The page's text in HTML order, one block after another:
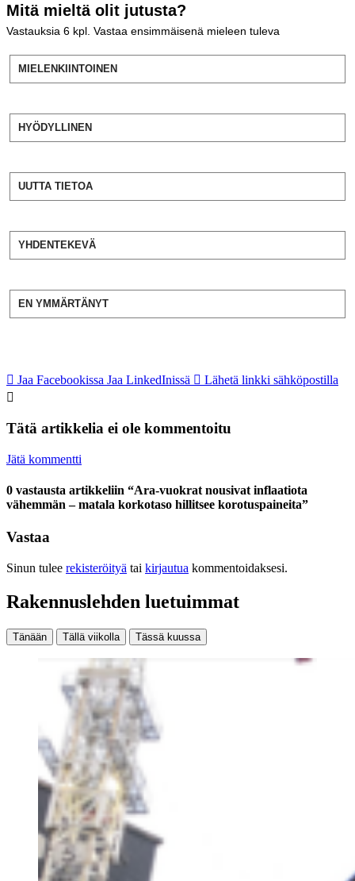
Mitä mieltä olit jutusta?
Vastauksia 6 kpl. Vastaa ensimmäisenä mieleen tuleva
MIELENKIINTOINEN
HYÖDYLLINEN
UUTTA TIETOA
YHDENTEKEVÄ
EN YMMÄRTÄNYT
Jaa Facebookissa Jaa LinkedInissä Lähetä linkki sähköpostilla
Tätä artikkelia ei ole kommentoitu
Jätä kommentti
0 vastausta artikkeliin “Ara-vuokrat nousivat inflaatiota
vähemmän – matala korkotaso hillitsee korotuspaineita”
Vastaa
Sinun tulee rekisteröityä tai kirjautua kommentoidaksesi.
Rakennuslehden luetuimmat
Tänään Tällä viikolla Tässä kuussa